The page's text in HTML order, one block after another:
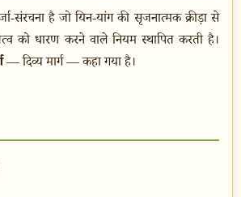
संरचना है जो यिन-यांग की सृजनात्मक क्रीड़ा से
को धारण करने वाले नियम स्थापित करती है।
— दिव्य मार्ग — कहा गया है।